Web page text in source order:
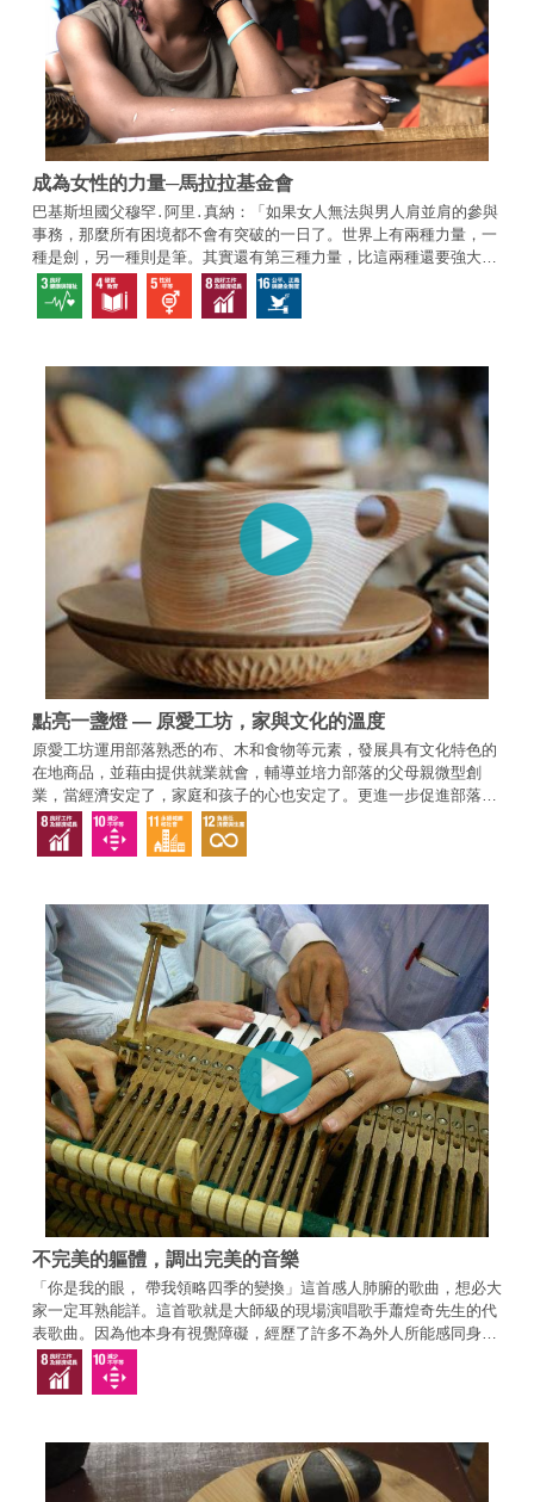
成為女性的力量─馬拉拉基金會
巴基斯坦國父穆罕․阿里․真納：「如果女人無法與男人肩並肩的參與
事務，那麼所有困境都不會有突破的一日了。世界上有兩種力量，一
種是劍，另一種則是筆。其實還有第三種力量，比這兩種還要強大，
那就是女性的力量。」
點亮一盞燈 — 原愛工坊，家與文化的溫度
原愛工坊運用部落熟悉的布、木和食物等元素，發展具有文化特色的
在地商品，並藉由提供就業就會，輔導並培力部落的父母親微型創
業，當經濟安定了，家庭和孩子的心也安定了。更進一步促進部落回
歸文化傳統，開始運作。
不完美的軀體，調出完美的音樂
「你是我的眼， 帶我領略四季的變換」這首感人肺腑的歌曲，想必大
家一定耳熟能詳。這首歌就是大師級的現場演唱歌手蕭煌奇先生的代
表歌曲。因為他本身有視覺障礙，經歷了許多不為外人所能感同身受
的際遇，但由於他擁有比別人更敏銳的聽覺，以及比一般人更細膩的
音感，造就他現在的歌壇地位。